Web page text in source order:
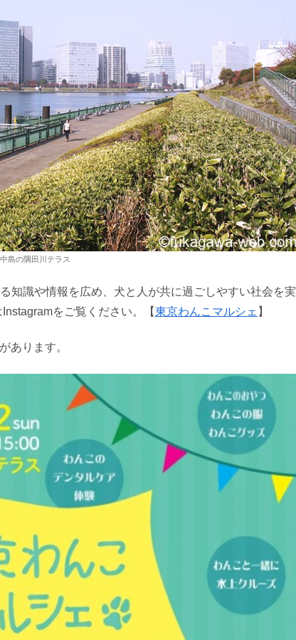
島の隅田川テラス
知識や情報を広め、犬と人が共に過ごしやすい社会を実
をご覧ください。【東京わんこマルシェ 】
あります。